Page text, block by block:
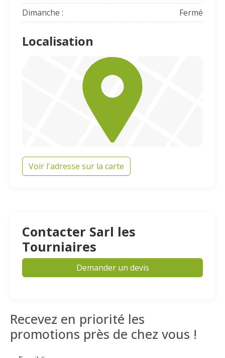
Dimanche :
Fermé
Localisation
Voir l'adresse sur la carte
Contacter Sarl les
Tourniaires
Demander un devis
Recevez en priorité les
promotions près de chez vous !